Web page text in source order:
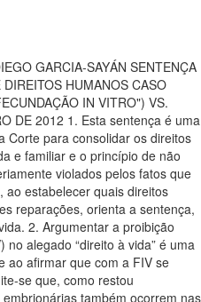
GARCIA-SAYÁN SENTENÇA
HUMANOS CASO
IN VITRO") VS.
DE 2012 1. Esta sentença é uma
Corte para consolidar os direitos
e familiar e o princípio de não
violados pelos fatos que
ao estabelecer quais direitos
reparações, orienta a sentença,
2. Argumentar a proibição
alegado “direito à vida” é uma
ao afirmar que com a FIV se
se que, como restou
também ocorrem nas